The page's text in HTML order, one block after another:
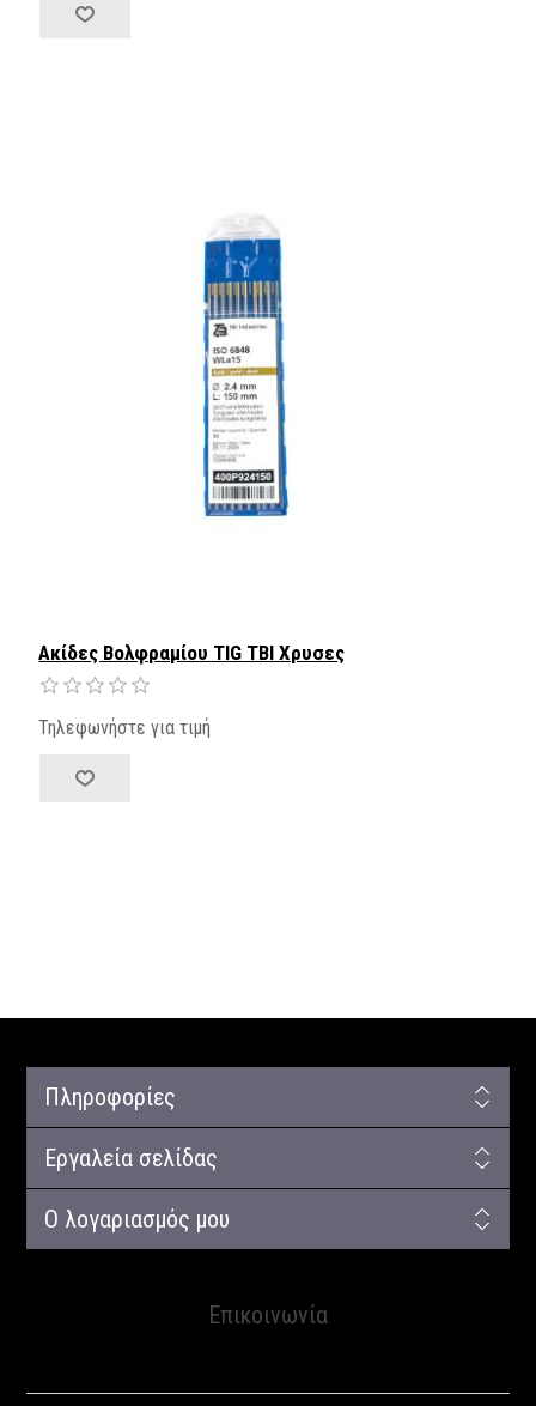
Ακίδες Βολφραμίου TIG TBI Χρυσες
Τηλεφωνήστε για τιμή
Πληροφορίες
Εργαλεία σελίδας
Ο λογαριασμός μου
Επικοινωνία